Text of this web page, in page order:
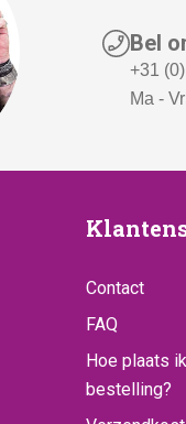
Bel
+31
Ma -
Contact
FAQ
Hoe plaats
bestelling?